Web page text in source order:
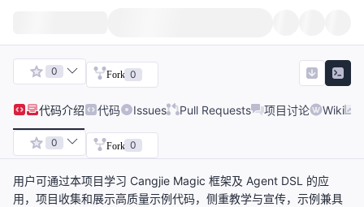
0 Fork 0
代码介绍 代码 Issues Pull Requests 项目讨论 Wiki
0 Fork 0
用户可通过本项目学习 Cangjie Magic 框架及 Agent DSL 的应
用，项目收集和展示高质量示例代码，侧重教学与宣传，示例兼具